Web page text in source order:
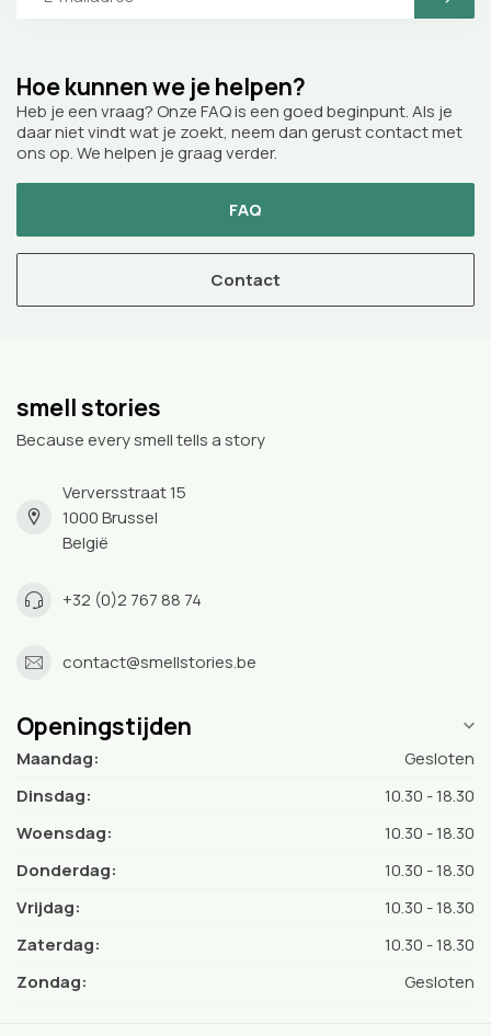
Hoe kunnen we je helpen?
Heb je een vraag? Onze FAQ is een goed beginpunt. Als je
daar niet vindt wat je zoekt, neem dan gerust contact met
ons op. We helpen je graag verder.
FAQ
Contact
smell stories
Because every smell tells a story
Verversstraat 15
1000 Brussel
België
+32 (0)2 767 88 74
contact@smellstories.be
Openingstijden
Maandag:
Gesloten
Dinsdag:
10.30 - 18.30
Woensdag:
10.30 - 18.30
Donderdag:
10.30 - 18.30
Vrijdag:
10.30 - 18.30
Zaterdag:
10.30 - 18.30
Zondag:
Gesloten